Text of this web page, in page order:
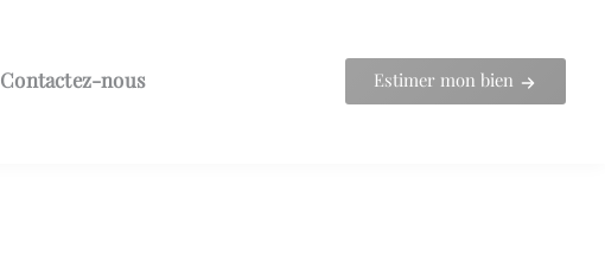
Contactez-nous Estimer mon bien